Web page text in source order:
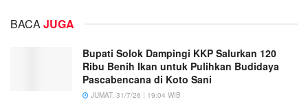
BACAJUGA
Bupati Solok Dampingi KKP Salurkan 120
Ribu Benih Ikan untuk Pulihkan Budidaya
Pascabencana di Koto Sani
JUMAT, 31/7/26 | 19:04 WIB